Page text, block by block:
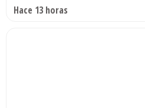
Hace 13 horas